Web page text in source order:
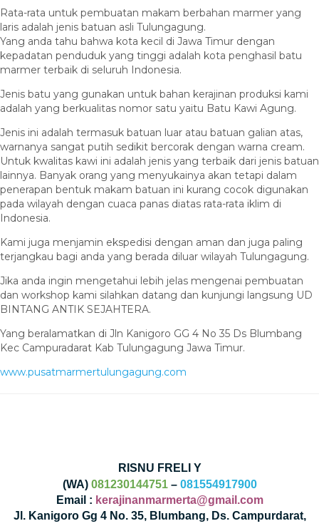
Rata-rata untuk pembuatan makam berbahan marmer yang
laris adalah jenis batuan asli Tulungagung.
Yang anda tahu bahwa kota kecil di Jawa Timur dengan
kepadatan penduduk yang tinggi adalah kota penghasil batu
marmer terbaik di seluruh Indonesia.
Jenis batu yang gunakan untuk bahan kerajinan produksi kami
adalah yang berkualitas nomor satu yaitu Batu Kawi Agung.
Jenis ini adalah termasuk batuan luar atau batuan galian atas,
warnanya sangat putih sedikit bercorak dengan warna cream.
Untuk kwalitas kawi ini adalah jenis yang terbaik dari jenis batuan
lainnya. Banyak orang yang menyukainya akan tetapi dalam
penerapan bentuk makam batuan ini kurang cocok digunakan
pada wilayah dengan cuaca panas diatas rata-rata iklim di
Indonesia.
Kami juga menjamin ekspedisi dengan aman dan juga paling
terjangkau bagi anda yang berada diluar wilayah Tulungagung.
Jika anda ingin mengetahui lebih jelas mengenai pembuatan
dan workshop kami silahkan datang dan kunjungi langsung UD
BINTANG ANTIK SEJAHTERA.
Yang beralamatkan di Jln Kanigoro GG 4 No 35 Ds Blumbang
Kec Campuradarat Kab Tulungagung Jawa Timur.
www.pusatmarmertulungagung.com
RISNU FRELI Y
(WA) 081230144751– 081554917900
Email : kerajinanmarmerta@gmail.com
Jl. Kanigoro Gg 4 No. 35, Blumbang, Ds. Campurdarat,